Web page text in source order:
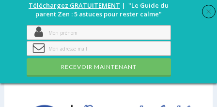
Téléchargez GRATUITEMENT | "Le Guide du
parent Zen : 5 astuces pour rester calme"
RECEVOIR MAINTENANT